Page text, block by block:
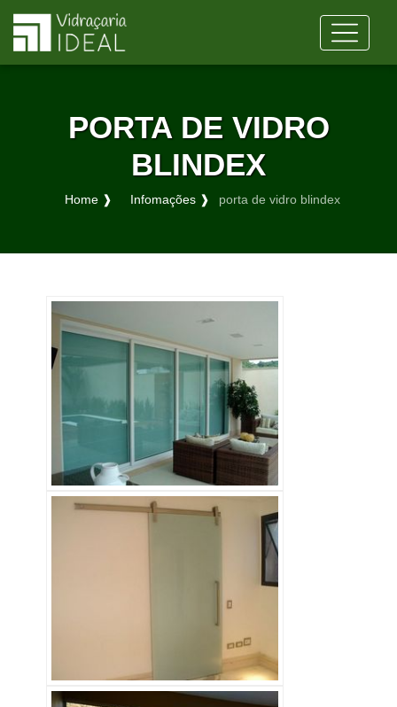
PORTA DE VIDRO
BLINDEX
Home ❱ Infomações ❱ porta de vidro blindex